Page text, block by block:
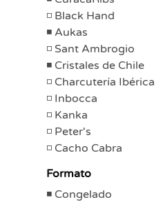
Black Hand
Aukas
Sant Ambrogio
Cristales de Chile
Charcutería Ibérica
Inbocca
Kanka
Peter's
Cacho Cabra
Formato
Congelado